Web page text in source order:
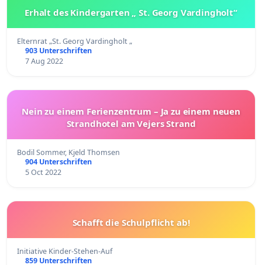
Erhalt des Kindergarten „ St. Georg Vardingholt“
Elternrat „St. Georg Vardingholt „
903 Unterschriften
7 Aug 2022
Nein zu einem Ferienzentrum – Ja zu einem neuen
Strandhotel am Vejers Strand
Bodil Sommer, Kjeld Thomsen
904 Unterschriften
5 Oct 2022
Schafft die Schulpflicht ab!
Initiative Kinder-Stehen-Auf
859 Unterschriften